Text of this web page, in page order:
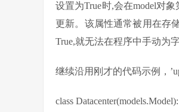
设置为True时,会在model对
更新。该属性通常被用在存
True,就无法在程序中手动为
继续沿用刚才的代码示例，
class Datacenter(models.Model):